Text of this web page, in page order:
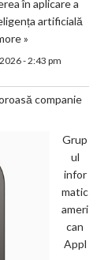
în aplicare a
artificială
»
- 2:43 pm
companie
Grup
ul
infor
matic
ameri
can
Appl